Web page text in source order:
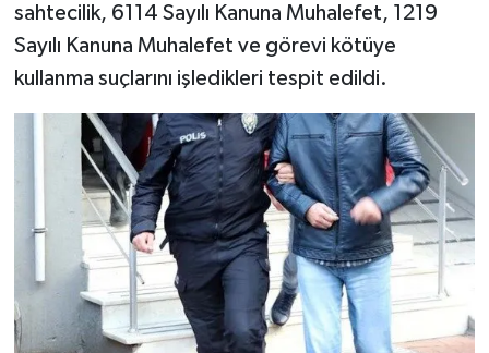
sahtecilik, 6114 Sayılı Kanuna Muhalefet, 1219
Sayılı Kanuna Muhalefet ve görevi kötüye
kullanma suçlarını işledikleri tespit edildi.